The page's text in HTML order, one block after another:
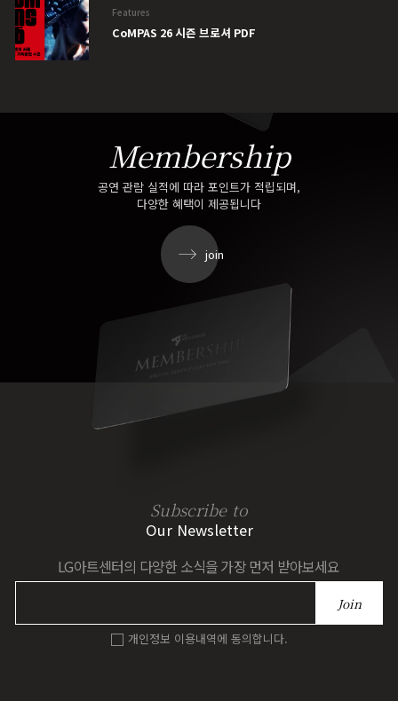
Features
CoMPAS 26 시즌 브로셔 PDF
Membership
공연 관람 실적에 따라 포인트가 적립되며,
다양한 혜택이 제공됩니다
join
Subscribe to
Our Newsletter
LG아트센터의 다양한 소식을 가장 먼저 받아보세요
Join
개인정보 이용내역에 동의합니다.